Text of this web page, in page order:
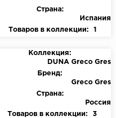
Страна:
Испания
Товаров в коллекции:
1
Коллекция:
DUNA Greco Gres
Бренд:
Greco Gres
Страна:
Россия
Товаров в коллекции:
3